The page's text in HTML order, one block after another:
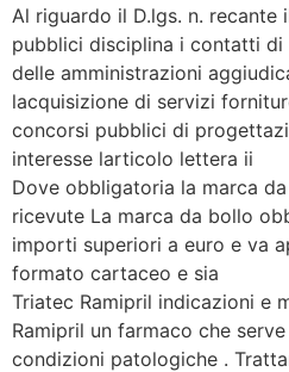
Al riguardo il D.lgs. n.
pubblici disciplina i contatti
delle amministrazioni
lacquisizione di servizi
concorsi pubblici di
interesse larticolo lettera ii
Dove obbligatoria la marca
ricevute La marca da bollo
importi superiori a euro e va
formato cartaceo e sia
Triatec Ramipril indicazioni e
Ramipril un farmaco che
condizioni patologiche .